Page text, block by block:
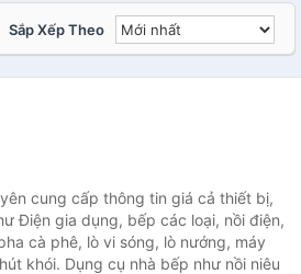
Sắp Xếp Theo
cung cấp thông tin giá cả thiết bị,
Điện gia dụng, bếp các loại, nồi điện,
cà phê, lò vi sóng, lò nướng, máy
khói. Dụng cụ nhà bếp như nồi niêu